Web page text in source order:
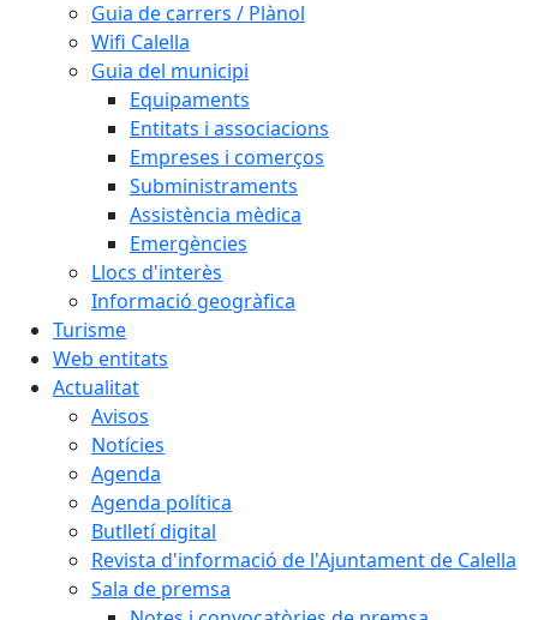
Guia de carrers / Plànol
Wifi Calella
Guia del municipi
Equipaments
Entitats i associacions
Empreses i comerços
Subministraments
Assistència mèdica
Emergències
Llocs d'interès
Informació geogràfica
Turisme
Web entitats
Actualitat
Avisos
Notícies
Agenda
Agenda política
Butlletí digital
Revista d'informació de l'Ajuntament de Calella
Sala de premsa